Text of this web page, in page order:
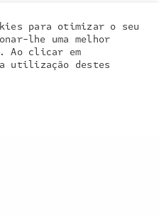
para otimizar o seu
lhe uma melhor
Ao clicar em
utilização destes
about our use of